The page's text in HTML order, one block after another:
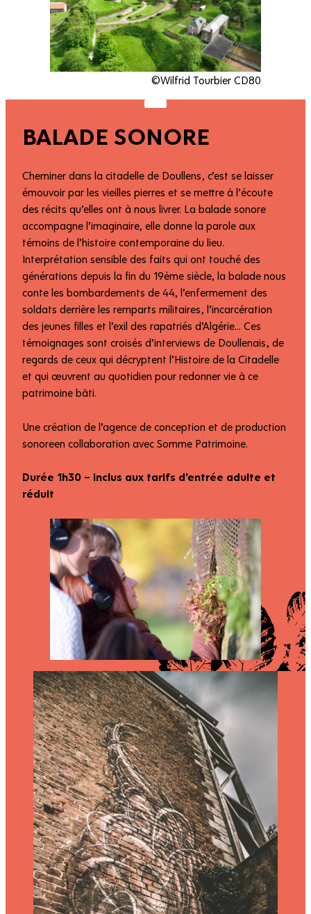
©Wilfrid Tourbier CD80
BALADE SONORE
Cheminer dans la citadelle de Doullens, c’est se laisser
émouvoir par les vieilles pierres et se mettre à l’écoute
des récits qu’elles ont à nous livrer. La balade sonore
accompagne l’imaginaire, elle donne la parole aux
témoins de l’histoire contemporaine du lieu.
Interprétation sensible des faits qui ont touché des
générations depuis la fin du 19ème siècle, la balade nous
conte les bombardements de 44, l’enfermement des
soldats derrière les remparts militaires, l’incarcération
des jeunes filles et l’exil des rapatriés d’Algérie… Ces
témoignages sont croisés d’interviews de Doullenais, de
regards de ceux qui décryptent l’Histoire de la Citadelle
et qui œuvrent au quotidien pour redonner vie à ce
patrimoine bâti.
Une création de l’agence de conception et de production
sonoreen collaboration avec Somme Patrimoine.
Durée 1h30 – inclus aux tarifs d’entrée adulte et
réduit